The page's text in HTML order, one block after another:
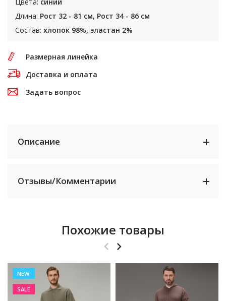
Цвета: синий
Длина: Рост 32 - 81 см, Рост 34 - 86 см
Состав: хлопок 98%, эластан 2%
Размерная линейка
Доставка и оплата
Задать вопрос
Описание
Отзывы/Комментарии
Похожие товары
NEW
SALE